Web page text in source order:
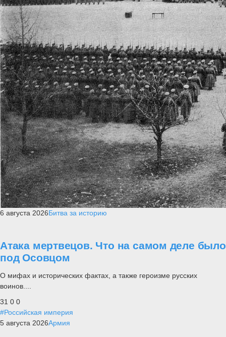
6 августа 2026Битва за историю
Атака мертвецов. Что на самом деле было
под Осовцом
О мифах и исторических фактах, а также героизме русских
воинов....
31 0 0
#Российская империя
5 августа 2026Армия